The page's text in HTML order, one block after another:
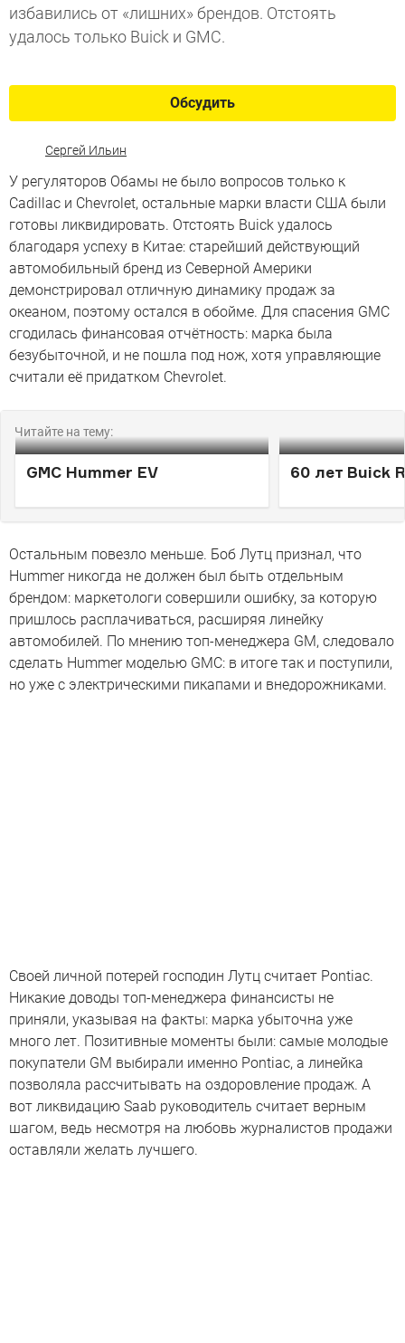
избавились от «лишних» брендов. Отстоять
удалось только Buick и GMC.
Обсудить
Сергей Ильин
У регуляторов Обамы не было вопросов только к
Cadillac и Chevrolet, остальные марки власти США были
готовы ликвидировать. Отстоять Buick удалось
благодаря успеху в Китае: старейший действующий
автомобильный бренд из Северной Америки
демонстрировал отличную динамику продаж за
океаном, поэтому остался в обойме. Для спасения GMC
сгодилась финансовая отчётность: марка была
безубыточной, и не пошла под нож, хотя управляющие
считали её придатком Chevrolet.
Читайте на тему:
GMC Hummer EV 60 лет Buick
Остальным повезло меньше. Боб Лутц признал, что
Hummer никогда не должен был быть отдельным
брендом: маркетологи совершили ошибку, за которую
пришлось расплачиваться, расширяя линейку
автомобилей. По мнению топ-менеджера GM, следовало
сделать Hummer моделью GMC: в итоге так и поступили,
но уже с электрическими пикапами и внедорожниками.
Своей личной потерей господин Лутц считает Pontiac.
Никакие доводы топ-менеджера финансисты не
приняли, указывая на факты: марка убыточна уже
много лет. Позитивные моменты были: самые молодые
покупатели GM выбирали именно Pontiac, а линейка
позволяла рассчитывать на оздоровление продаж. А
вот ликвидацию Saab руководитель считает верным
шагом, ведь несмотря на любовь журналистов продажи
оставляли желать лучшего.